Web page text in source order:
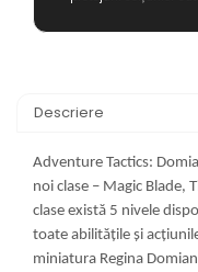
Descriere
Adventure Tactics:
noi clase – Magic Blade,
clase există 5 nivele
toate abilitățile și
miniatura Regina